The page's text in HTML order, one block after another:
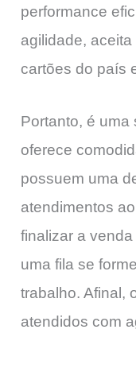
performance
agilidade,
cartões do país
Portanto, é
oferece
possuem uma
atendimentos
finalizar a
uma fila se
trabalho. Afinal,
atendidos com